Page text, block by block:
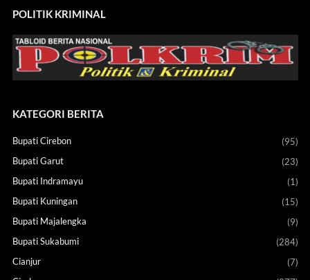
POLITIK KRIMINAL
KATEGORI BERITA
Bupati Cirebon
(95)
Bupati Garut
(23)
Bupati Indramayu
(1)
Bupati Kuningan
(15)
Bupati Majalengka
(9)
Bupati Sukabumi
(284)
Cianjur
(7)